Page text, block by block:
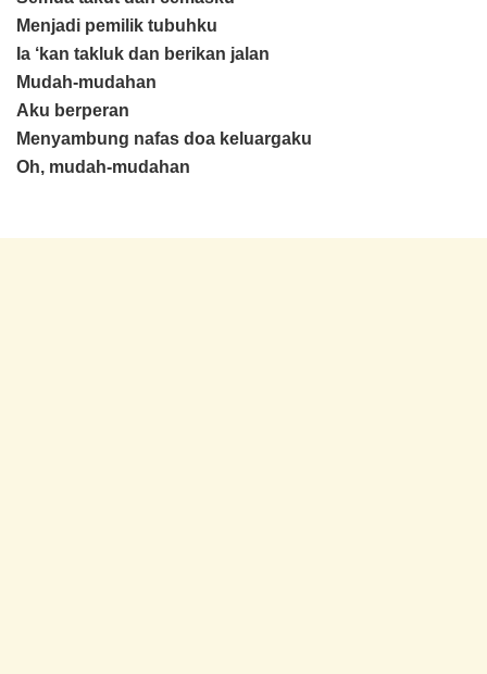
Menjadi pemilik tubuhku
Ia ‘kan takluk dan berikan jalan
Mudah-mudahan
Aku berperan
Menyambung nafas doa keluargaku
Oh, mudah-mudahan